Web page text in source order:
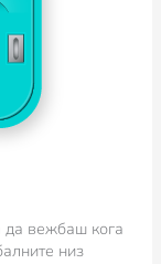
да вежбаш кога
низ